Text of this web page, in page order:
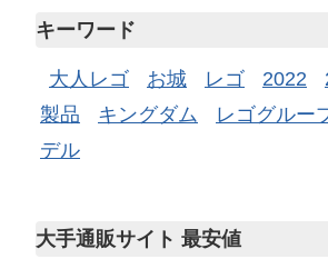
キーワード
大人レゴ お城 レゴ 2022
製品
キングダム
レゴグルー
デル
大手通販サイト 最安値